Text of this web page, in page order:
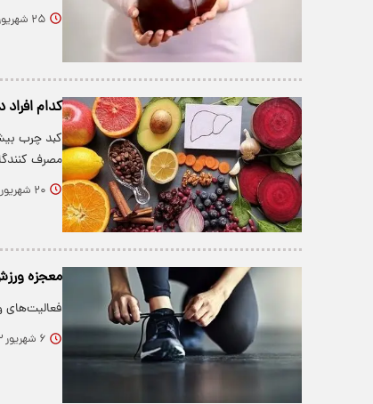
۲۵ شهریور ۱۴۰۳
کدام
کبد چرب
مصرف
۲۰ شهریور ۱۴۰۳
معجزه
۶ شهریور ۱۴۰۳